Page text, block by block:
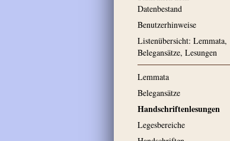
Datenbestand
Benutzerhinweise
Listenübersicht: Lemmata,
Belegansätze, Lesungen
Lemmata
Belegansätze
Handschriftenlesungen
Legesbereiche